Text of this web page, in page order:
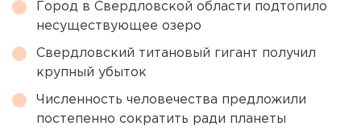
Город в Свердловской области подтопило
несуществующее озеро
Свердловский титановый гигант получил
крупный убыток
Численность человечества предложили
постепенно сократить ради планеты